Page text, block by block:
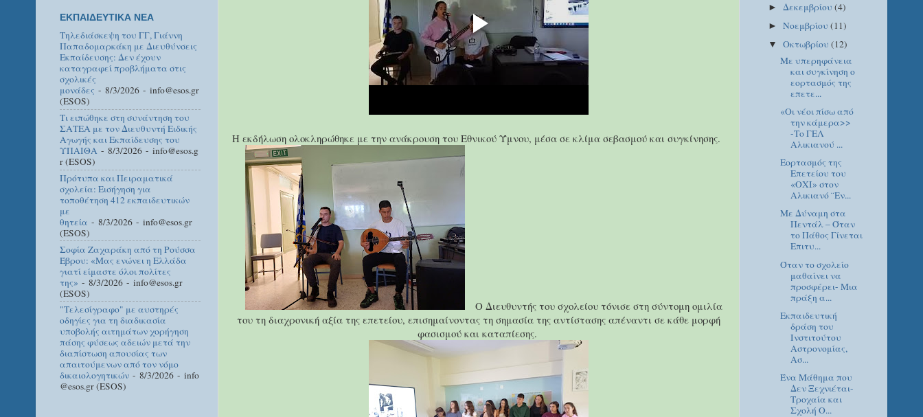
Η εκδήλωση ολοκληρώθηκε με την ανάκρουση του Εθνικού Ύμνου, μέσα σε κλίμα σεβασμού και συγκίνησης.
Ο Διευθυντής του σχολείου τόνισε στη σύντομη ομιλία
του τη διαχρονική αξία της επετείου, επισημαίνοντας τη σημασία της αντίστασης απέναντι σε κάθε μορφή
φασισμού και καταπίεσης.
ΕΚΠΑΙΔΕΥΤΙΚΑ ΝΕΑ
Τηλεδιάσκεψη του ΓΓ, Γιάννη
Παπαδομαρκάκη με Διευθύνσεις
Εκπαίδευσης: Δεν έχουν
καταγραφεί προβλήματα στις
σχολικές
μονάδες - 8/3/2026 - info@esos.gr
(ESOS)
Τι ειπώθηκε στη συνάντηση του
ΣΑΤΕΑ με τον Διευθυντή Ειδικής
Αγωγής και Εκπαίδευσης του
ΥΠΑΙΘΑ - 8/3/2026 - info@esos.g
r (ESOS)
Πρότυπα και Πειραματικά
σχολεία: Εισήγηση για
τοποθέτηση 412 εκπαιδευτικών
με
θητεία - 8/3/2026 - info@esos.gr
(ESOS)
Σοφία Ζαχαράκη από τη Ρούσσα
Έβρου: «Μας ενώνει η Ελλάδα
γιατί είμαστε όλοι πολίτες
της» - 8/3/2026 - info@esos.gr
(ESOS)
"Τελεσίγραφο" με αυστηρές
οδηγίες για τη διαδικασία
υποβολής αιτημάτων χορήγηση
πάσης φύσεως αδειών μετά την
διαπίστωση απουσίας των
απαιτούμενων από τον νόμο
δικαιολογητικών - 8/3/2026 - info
@esos.gr (ESOS)
►Δεκεμβρίου(4)
►Νοεμβρίου(11)
▼Οκτωβρίου(12)
Με υπερηφάνεια
και συγκίνηση ο
εορτασμός της
επετε...
«Οι νέοι πίσω από
την κάμερα>>
-Το ΓΕΛ
Αλικιανού ...
Εορτασμός της
Επετείου του
«ΟΧΙ» στον
Αλικιανό ¨Εν...
Με Δύναμη στα
Πεντάλ – Όταν
το Πάθος Γίνεται
Επιτυ...
Όταν το σχολείο
μαθαίνει να
προσφέρει- Μια
πράξη α...
Εκπαιδευτική
δράση του
Ινστιτούτου
Αστρονομίας,
Ασ...
Ένα Μάθημα που
Δεν Ξεχνιέται-
Τροχαία και
Σχολή Ο...